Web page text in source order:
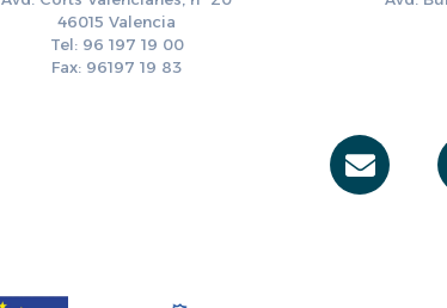
46015 Valencia
Tel: 96 197 19 00
Fax: 96197 19 83